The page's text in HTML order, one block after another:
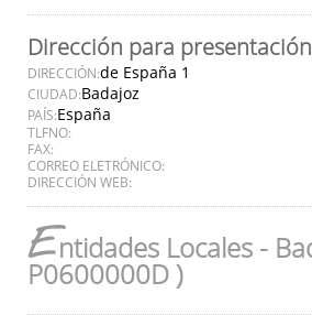
Dirección para
DIRECCIÓN:de España 1
CIUDAD:Badajoz
PAÍS:España
TLFNO:
FAX:
CORREO ELETRÓNICO:
DIRECCIÓN WEB:
Entidades Locales -
P0600000D )